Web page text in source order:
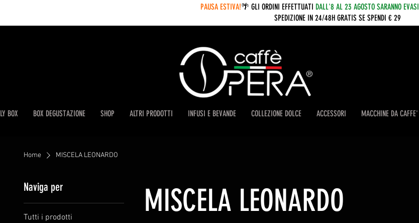
BOX BOX DEGUSTAZIONE SHOP ALTRI PRODOTTI INFUSI E BEVANDE COLLEZIONE DOLCE ACCESSORI MACCHINE DA CAFFE'
PAUSA ESTIVA!🌴 GLI ORDINI EFFETTUATI DALL'8 AL 23 AGOSTO SARANNO EVASI
SPEDIZIONE IN 24/48H GRATIS SE SPENDI € 29
Home MISCELA LEONARDO
Naviga per
Tutti i prodotti
MISCELA LEONARDO